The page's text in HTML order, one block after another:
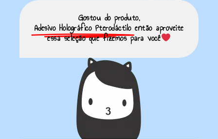
Gostou do produto,
Adesivo Holográfico Pterodáctilo então aproveite
essa seleção que fizemos para você